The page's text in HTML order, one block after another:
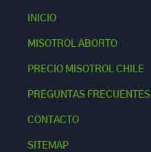
INICIO
MISOTROL ABORTO
PRECIO MISOTROL CHILE
PREGUNTAS FRECUENTES
CONTACTO
SITEMAP